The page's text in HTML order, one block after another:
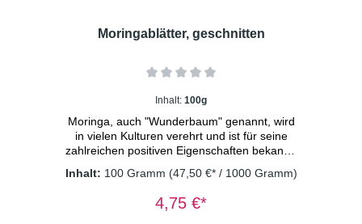
Moringablätter, geschnitten
Inhalt: 100g
Moringa, auch "Wunderbaum" genannt, wird
in vielen Kulturen verehrt und ist für seine
zahlreichen positiven Eigenschaften bekannt.
TL/Tasse Wassertemperatur: 100° C
Hinweis: Kräutertee immer mit sprudelnd
Inhalt: 100 Gramm (47,50 €* / 1000 Gramm)
4,75 €*